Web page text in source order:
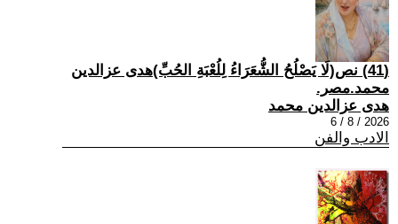
(41) نص(لَا يَصْلُحُ الشُّعَرَاءُ لِلُعْبَةِ الحُبِّ)هدى عزالدين
محمد.مصر.
هدى عزالدين محمد
2026 / 8 / 6
الادب والفن